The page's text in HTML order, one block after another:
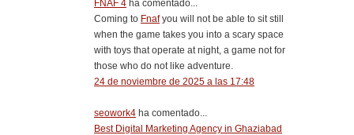
FNAF 4 ha comentado...
Coming to Fnafyou will not be able to sit still
when the game takes you into a scary space
with toys that operate at night, a game not for
those who do not like adventure.
24 de noviembre de 2025 a las 17:48
seowork4 ha comentado...
Best Digital Marketing Agency in Ghaziabad